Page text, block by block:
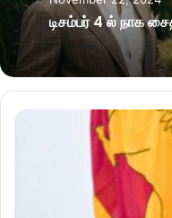
டிசம்பர் 4 ல் நாக